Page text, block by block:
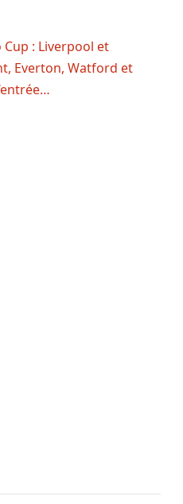
Cup : Liverpool et
Everton, Watford et